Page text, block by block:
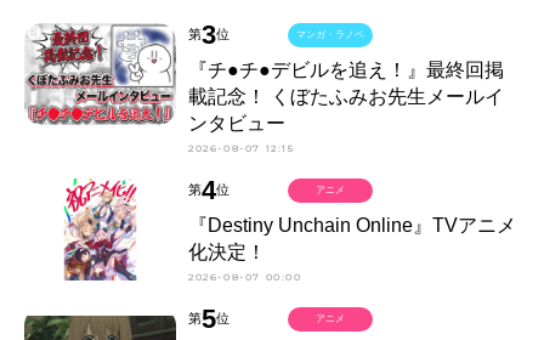
第3位
『チ●チ●デビルを追え！』最終回掲
載記念！ くぼたふみお先生メールイ
ンタビュー
2026-08-07 12:15
マンガ・ラノベ
第4位
『Destiny Unchain Online』TVアニメ
化決定！
2026-08-07 00:00
アニメ
第5位 アニメ